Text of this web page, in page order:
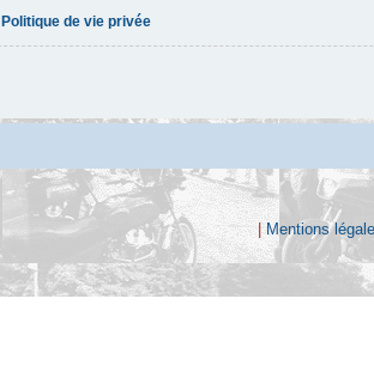
Politique de vie privée
| Mentions